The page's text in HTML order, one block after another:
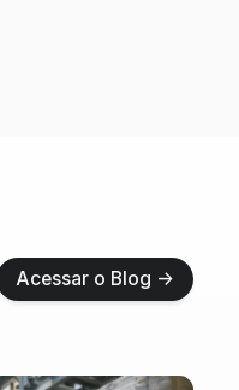
Acessar o Blog
Acessar o Blog →